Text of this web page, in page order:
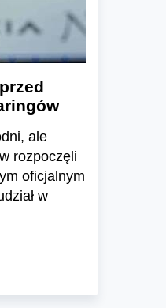
ale
rozpoczęli
oficjalnym
w